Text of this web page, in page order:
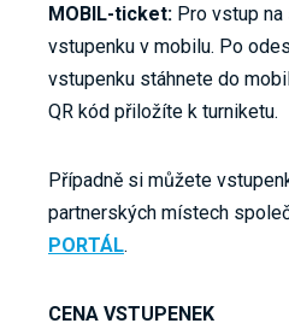
MOBIL-ticket: Pro vstup
vstupenku v mobilu. Po
vstupenku stáhnete do
QR kód přiložíte k turniketu.
Případně si můžete
partnerských místech
PORTÁL.
CENA VSTUPENEK